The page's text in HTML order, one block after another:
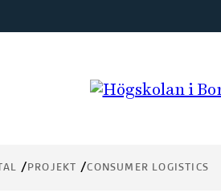
PROJEKT CONSUMER LOGISTICS